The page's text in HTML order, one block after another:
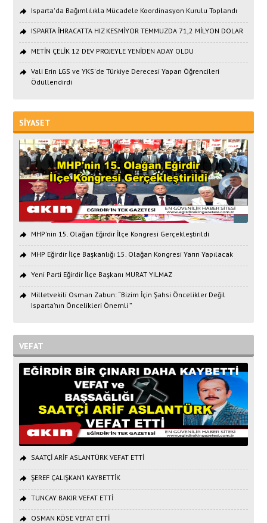
Isparta'da Bağımlılıkla Mücadele Koordinasyon Kurulu Toplandı
ISPARTA İHRACATTA HIZ KESMİYOR TEMMUZDA 71,2 MİLYON DOLAR
METİN ÇELİK 12 DEV PROJEYLE YENİDEN ADAY OLDU
Vali Erin LGS ve YKS'de Türkiye Derecesi Yapan Öğrencileri
Ödüllendirdi
SİYASET
MHP'nin 15. Olağan Eğirdir İlçe Kongresi Gerçekleştirildi
MHP Eğirdir İlçe Başkanlığı 15. Olağan Kongresi Yarın Yapılacak
Yeni Parti Eğirdir İlçe Başkanı MURAT YILMAZ
Milletvekili Osman Zabun: “Bizim İçin Şahsi Öncelikler Değil
Isparta’nın Öncelikleri Önemli ”
VEFAT
SAATÇİ ARİF ASLANTÜRK VEFAT ETTİ
ŞEREF ÇALIŞKAN’I KAYBETTİK
TUNCAY BAKIR VEFAT ETTİ
OSMAN KÖSE VEFAT ETTİ